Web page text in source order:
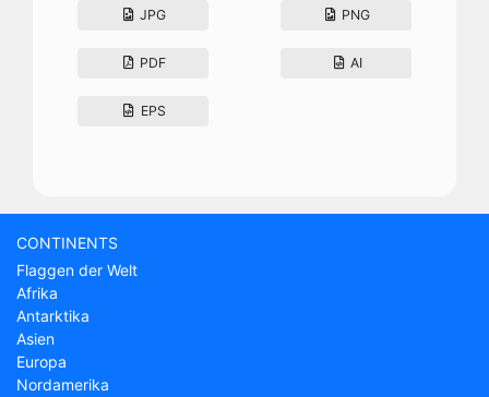
JPG PNG
PDF AI
EPS
CONTINENTS
Flaggen der Welt
Afrika
Antarktika
Asien
Europa
Nordamerika